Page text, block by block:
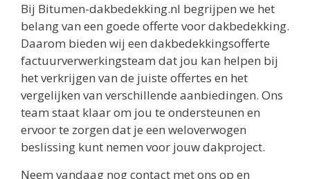
Bij Bitumen-dakbedekking.nl begrijpen we het
belang van een goede offerte voor dakbedekking.
Daarom bieden wij een dakbedekkingsofferte
factuurverwerkingsteam dat jou kan helpen bij
het verkrijgen van de juiste offertes en het
vergelijken van verschillende aanbiedingen. Ons
team staat klaar om jou te ondersteunen en
ervoor te zorgen dat je een weloverwogen
beslissing kunt nemen voor jouw dakproject.
Neem vandaag nog contact met ons op en